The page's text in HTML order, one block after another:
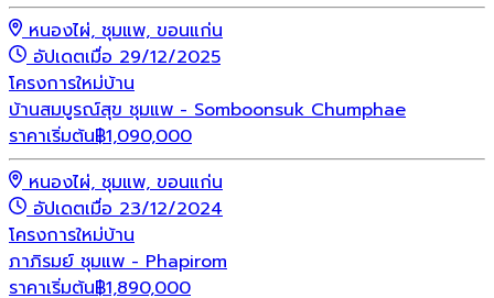
หนองไผ่, ชุมแพ, ขอนแก่น
อัปเดตเมื่อ 29/12/2025
โครงการใหม่บ้าน
บ้านสมบูรณ์สุข ชุมแพ - Somboonsuk Chumphae
ราคาเริ่มต้น฿1,090,000
หนองไผ่, ชุมแพ, ขอนแก่น
อัปเดตเมื่อ 23/12/2024
โครงการใหม่บ้าน
ภาภิรมย์ ชุมแพ - Phapirom
ราคาเริ่มต้น฿1,890,000